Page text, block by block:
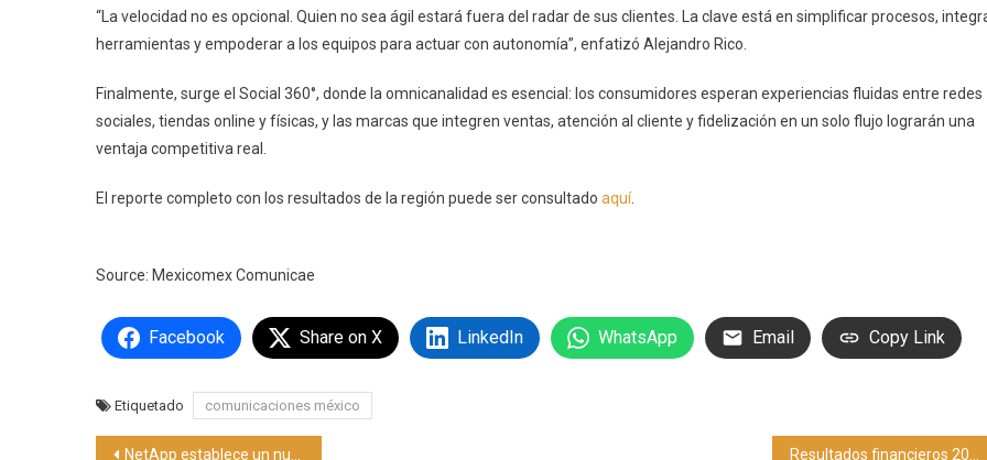
“La velocidad no es opcional. Quien no sea ágil estará fuera del radar de sus clientes. La clave está en simplificar procesos,
herramientas y empoderar a los equipos para actuar con autonomía”, enfatizó Alejandro Rico.
Finalmente, surge el Social 360°, donde la omnicanalidad es esencial: los consumidores esperan experiencias fluidas entre redes
sociales, tiendas online y físicas, y las marcas que integren ventas, atención al cliente y fidelización en un solo flujo lograrán una
ventaja competitiva real.
El reporte completo con los resultados de la región puede ser consultado aquí.
Source: Mexicomex Comunicae
Facebook Share on X LinkedIn WhatsApp Email Copy Link
Etiquetado comunicaciones méxico
NetApp establece un nuevo estándar de ciberseguridad en la capa de almacenamiento de datos